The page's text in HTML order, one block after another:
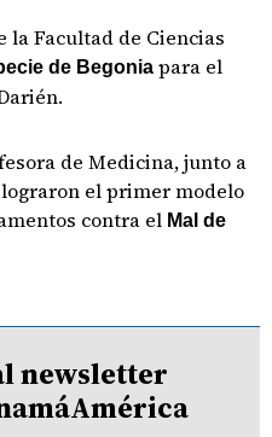
la Facultad de Ciencias
de Begonia para el
de Medicina, junto a
el primer modelo
contra el Mal de
newsletter